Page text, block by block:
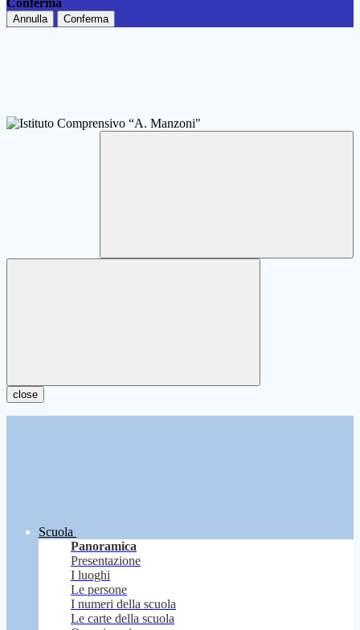
Conferma
Annulla Conferma
close
Scuola
Panoramica
Presentazione
I luoghi
Le persone
I numeri della scuola
Le carte della scuola